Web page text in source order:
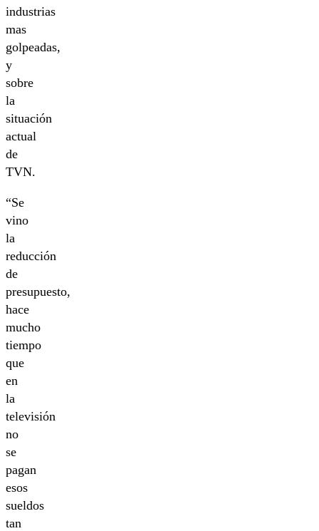
industrias
mas
golpeadas,
y
sobre
la
situación
actual
de
TVN.
“Se
vino
la
reducción
de
presupuesto,
hace
mucho
tiempo
que
en
la
televisión
no
se
pagan
esos
sueldos
tan